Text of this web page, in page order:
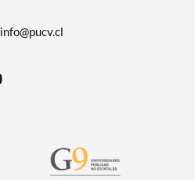
info@pucv.cl